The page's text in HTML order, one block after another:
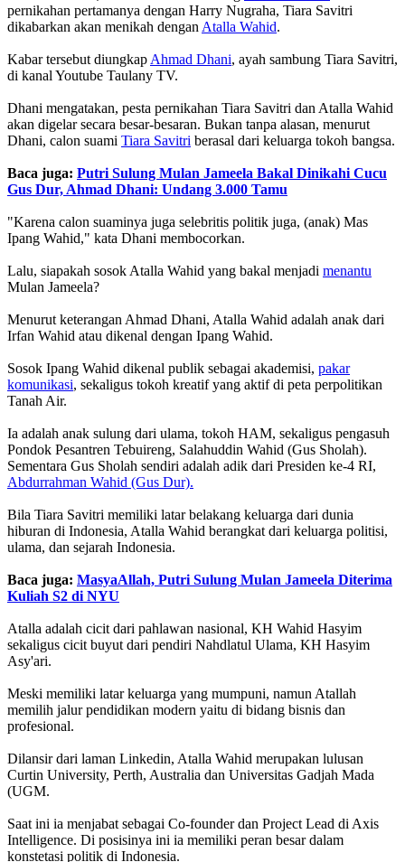
pernikahan pertamanya dengan Harry Nugraha, Tiara Savitri
dikabarkan akan menikah dengan Atalla Wahid.
Kabar tersebut diungkap Ahmad Dhani, ayah sambung Tiara Savitri,
di kanal Youtube Taulany TV.
Dhani mengatakan, pesta pernikahan Tiara Savitri dan Atalla Wahid
akan digelar secara besar-besaran. Bukan tanpa alasan, menurut
Dhani, calon suami Tiara Savitri berasal dari keluarga tokoh bangsa.
Baca juga: Putri Sulung Mulan Jameela Bakal Dinikahi Cucu
Gus Dur, Ahmad Dhani: Undang 3.000 Tamu
"Karena calon suaminya juga selebritis politik juga, (anak) Mas
Ipang Wahid," kata Dhani membocorkan.
Lalu, siapakah sosok Atalla Wahid yang bakal menjadi menantu
Mulan Jameela?
Menurut keterangan Ahmad Dhani, Atalla Wahid adalah anak dari
Irfan Wahid atau dikenal dengan Ipang Wahid.
Sosok Ipang Wahid dikenal publik sebagai akademisi, pakar
komunikasi, sekaligus tokoh kreatif yang aktif di peta perpolitikan
Tanah Air.
Ia adalah anak sulung dari ulama, tokoh HAM, sekaligus pengasuh
Pondok Pesantren Tebuireng, Salahuddin Wahid (Gus Sholah).
Sementara Gus Sholah sendiri adalah adik dari Presiden ke-4 RI,
Abdurrahman Wahid (Gus Dur).
Bila Tiara Savitri memiliki latar belakang keluarga dari dunia
hiburan di Indonesia, Atalla Wahid berangkat dari keluarga politisi,
ulama, dan sejarah Indonesia.
Baca juga: MasyaAllah, Putri Sulung Mulan Jameela Diterima
Kuliah S2 di NYU
Atalla adalah cicit dari pahlawan nasional, KH Wahid Hasyim
sekaligus cicit buyut dari pendiri Nahdlatul Ulama, KH Hasyim
Asy'ari.
Meski memiliki latar keluarga yang mumpuni, namun Atallah
memilih jalur pendidikan modern yaitu di bidang bisnis dan
profesional.
Dilansir dari laman Linkedin, Atalla Wahid merupakan lulusan
Curtin University, Perth, Australia dan Universitas Gadjah Mada
(UGM.
Saat ini ia menjabat sebagai Co-founder dan Project Lead di Axis
Intelligence. Di posisinya ini ia memiliki peran besar dalam
konstetasi politik di Indonesia.